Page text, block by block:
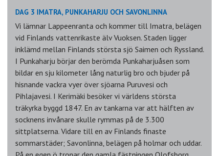
DAG 3 IMATRA, PUNKAHARJU OCH SAVONLINNA
Vi lämnar Lappeenranta och kommer till Imatra, belägen
vid Finlands vattenrikaste älv Vuoksen. Staden ligger
inklämd mellan Finlands största sjö Saimen och Ryssland.
I Punkaharju börjar den berömda Punkaharjuåsen som
bildar en sju kilometer lång naturlig bro och bjuder på
hisnande vackra vyer över sjöarna Puruvesi och
Pihlajavesi. I Kerimäki besöker vi världens största
träkyrka byggd 1847. En av tankarna var att hälften av
socknens invånare skulle rymmas på de 3.300
sittplatserna. Vidare till en av Finlands finaste
sommarstäder; Savonlinna, belägen på holmar och uddar.